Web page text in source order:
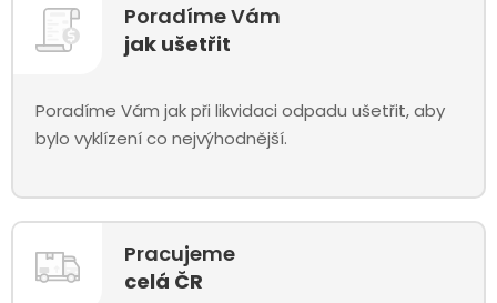
Poradíme Vám
jak ušetřit
Poradíme Vám jak při likvidaci odpadu ušetřit, aby
bylo vyklízení co nejvýhodnější.
Pracujeme
celá ČR